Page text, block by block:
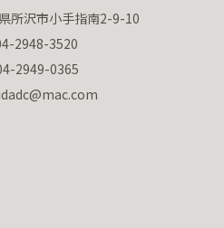
所沢市小手指南2-9-10
2948-3520
2949-0365